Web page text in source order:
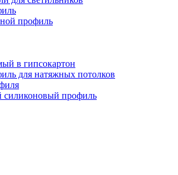
профиль
в гипсокартон
для натяжных потолков
силиконовый профиль